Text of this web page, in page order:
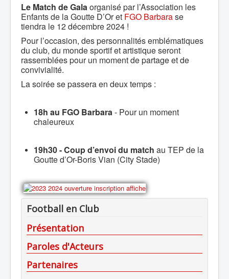
Le Match de Galaorganisé par l’Association les
Enfants de la Goutte D’Or et FGO Barbarase
tiendra le 12 décembre 2024 !
Pour l’occasion, des personnalités emblématiques
du club, du monde sportif et artistique seront
rassemblées pour un moment de partage et de
convivialité.
La soirée se passera en deux temps :
18h au FGO Barbara- Pour un moment
chaleureux
19h30 - Coup d’envoi du match au TEP de la
Goutte d’Or-Boris Vian (City Stade)
Football en Club
Présentation
Paroles d'Acteurs
Partenaires